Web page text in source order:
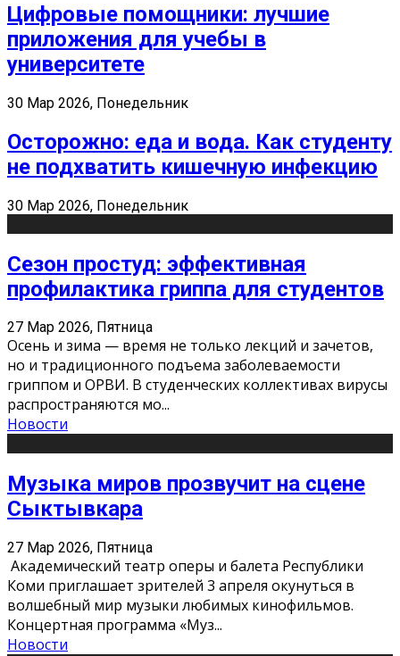
Цифровые помощники: лучшие
приложения для учебы в
университете
30 Мар 2026, Понедельник
Осторожно: еда и вода. Как студенту
не подхватить кишечную инфекцию
30 Мар 2026, Понедельник
Сезон простуд: эффективная
профилактика гриппа для студентов
27 Мар 2026, Пятница
Осень и зима — время не только лекций и зачетов,
но и традиционного подъема заболеваемости
гриппом и ОРВИ. В студенческих коллективах вирусы
распространяются мо...
Новости
Музыка миров прозвучит на сцене
Сыктывкара
27 Мар 2026, Пятница
Академический театр оперы и балета Республики
Коми приглашает зрителей 3 апреля окунуться в
волшебный мир музыки любимых кинофильмов.
Концертная программа «Муз...
Новости